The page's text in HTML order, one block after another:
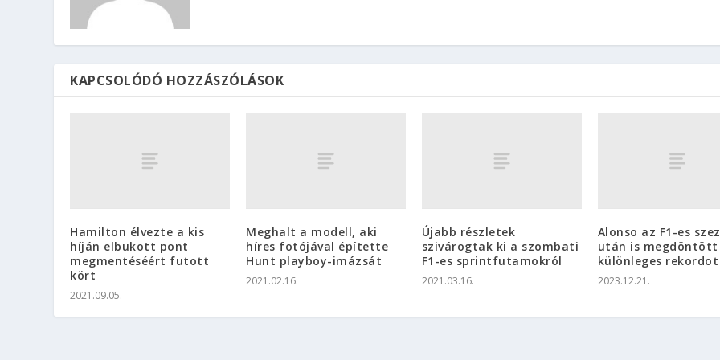
KAPCSOLÓDÓ HOZZÁSZÓLÁSOK
Hamilton élvezte a kis
híján elbukott pont
megmentéséért futott
kört
2021.09.05.
Meghalt a modell, aki
híres fotójával építette
Hunt playboy-imázsát
2021.02.16.
Újabb részletek
szivárogtak ki a szombati
F1-es sprintfutamokról
2021.03.16.
Alonso az F1-es
után is megdöntött
különleges rekordot
2023.12.21.